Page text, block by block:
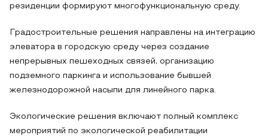
резиденции формируют многофункциональную среду.
Градостроительные решения направлены на интеграцию
элеватора в городскую среду через создание
непрерывных пешеходных связей, организацию
подземного паркинга и использование бывшей
железнодорожной насыпи для линейного парка.
Экологические решения включают полный комплекс
мероприятий по экологической реабилитации